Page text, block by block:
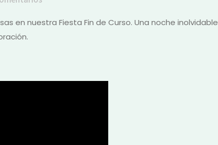
en nuestra Fiesta Fin de Curso. Una noche inolvidable